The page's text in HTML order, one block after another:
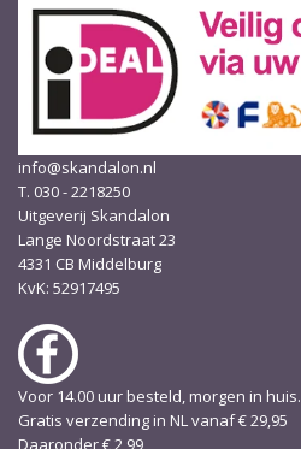
info@skandalon.nl
T. 030 - 2218250
Uitgeverij Skandalon
Lange Noordstraat 23
4331 CB Middelburg
KvK: 52917495
Voor 14.00 uur besteld, morgen in huis.
Gratis verzending in NL vanaf € 29,95
Daaronder € 2,99